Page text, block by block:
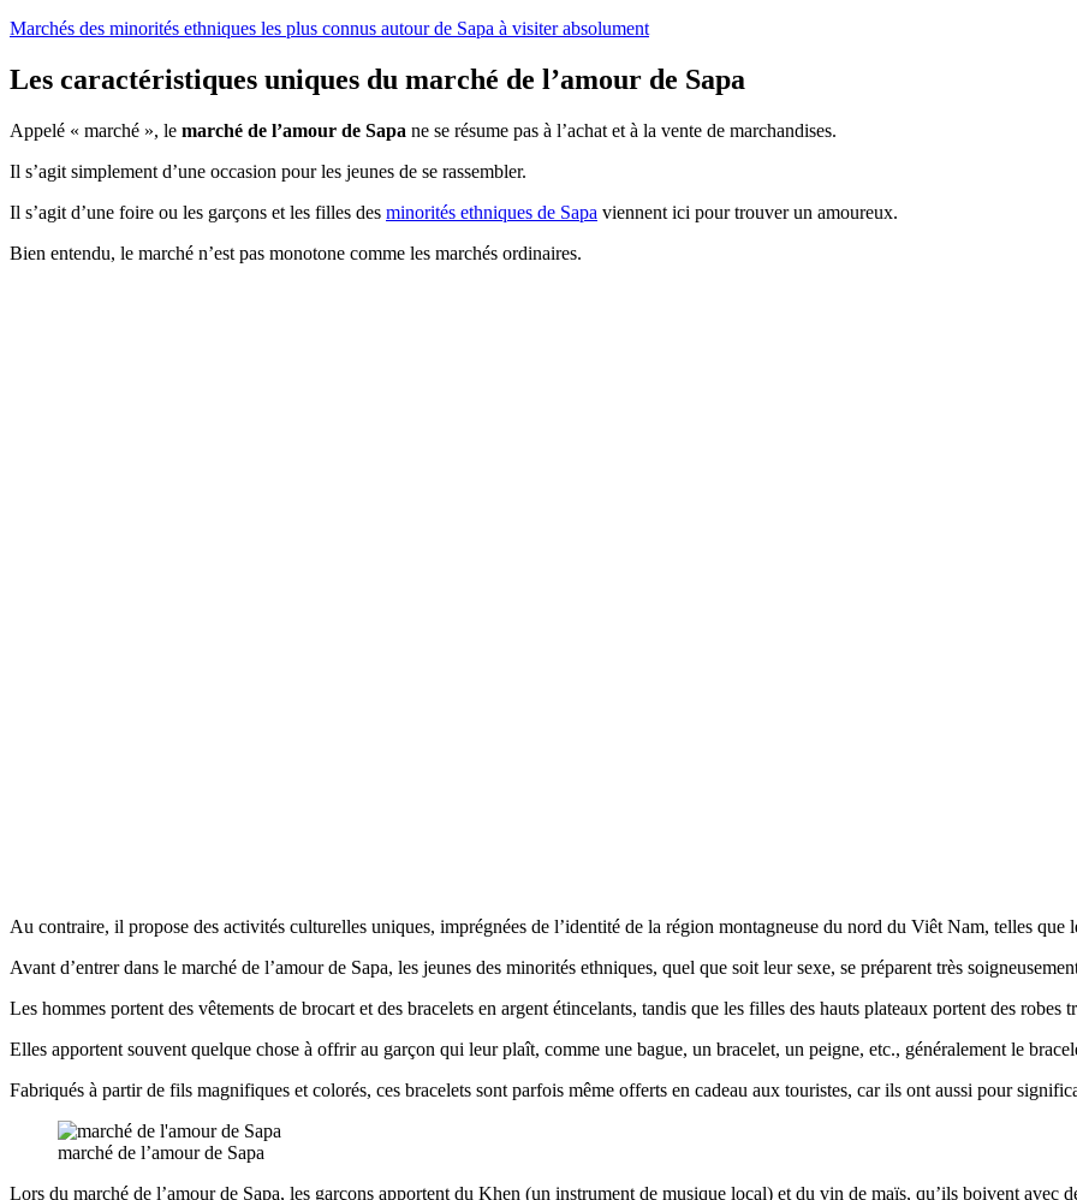
Marchés des minorités ethniques les plus connus autour de Sapa à visiter absolument
Les caractéristiques uniques du marché de l’amour de Sapa
Appelé « marché », le marché de l’amour de Sapa ne se résume pas à l’achat et à la vente de marchandises.
Il s’agit simplement d’une occasion pour les jeunes de se rassembler.
Il s’agit d’une foire ou les garçons et les filles des minorités ethniques de Sapa viennent ici pour trouver un amoureux.
Bien entendu, le marché n’est pas monotone comme les marchés ordinaires.
Au contraire, il propose des activités culturelles uniques, imprégnées de l’identité de la région montagneuse du nord du Viêt Nam, telles que
Avant d’entrer dans le marché de l’amour de Sapa, les jeunes des minorités ethniques, quel que soit leur sexe, se préparent très
Les hommes portent des vêtements de brocart et des bracelets en argent étincelants, tandis que les filles des hauts plateaux portent des robes
Elles apportent souvent quelque chose à offrir au garçon qui leur plaît, comme une bague, un bracelet, un peigne, etc., généralement le
Fabriqués à partir de fils magnifiques et colorés, ces bracelets sont parfois même offerts en cadeau aux touristes, car ils ont aussi pour
marché de l’amour de Sapa
Lors du marché de l’amour de Sapa, les garçons apportent du Khen (un instrument de musique local) et du vin de maïs, qu’ils boivent avec